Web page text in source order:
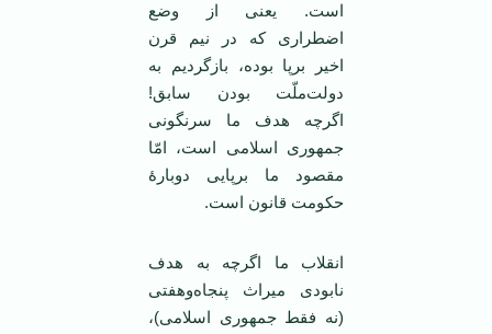
است. یعنی از وضع
اضطراری که در نیم قرن
اخیر برپا بوده، بازگردیم به
دولت‌ملّت بودن سابق!
اگرچه هدف ما سرنگونی
جمهوری اسلامی است، امّا
مقصود ما برپایی دوبارهٔ
حکومت قانون است.
انقلاب ما اگرچه به هدف
نابودی میراث پنجاه‌وهفتی
(نه فقط جمهوری اسلامی)،